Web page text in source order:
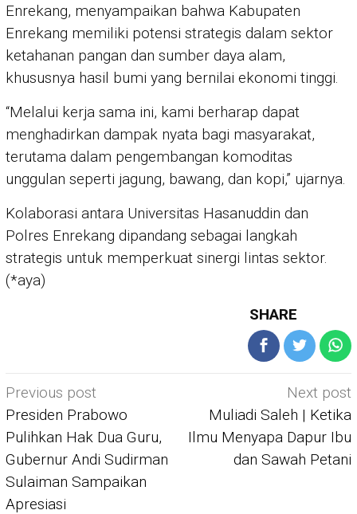
Enrekang, menyampaikan bahwa Kabupaten
Enrekang memiliki potensi strategis dalam sektor
ketahanan pangan dan sumber daya alam,
khususnya hasil bumi yang bernilai ekonomi tinggi.
“Melalui kerja sama ini, kami berharap dapat
menghadirkan dampak nyata bagi masyarakat,
terutama dalam pengembangan komoditas
unggulan seperti jagung, bawang, dan kopi,” ujarnya.
Kolaborasi antara Universitas Hasanuddin dan
Polres Enrekang dipandang sebagai langkah
strategis untuk memperkuat sinergi lintas sektor.
(*aya)
SHARE
Post
navigation
Previous post
Presiden Prabowo
Pulihkan Hak Dua Guru,
Gubernur Andi Sudirman
Sulaiman Sampaikan
Apresiasi
Next post
Muliadi Saleh | Ketika
Ilmu Menyapa Dapur Ibu
dan Sawah Petani